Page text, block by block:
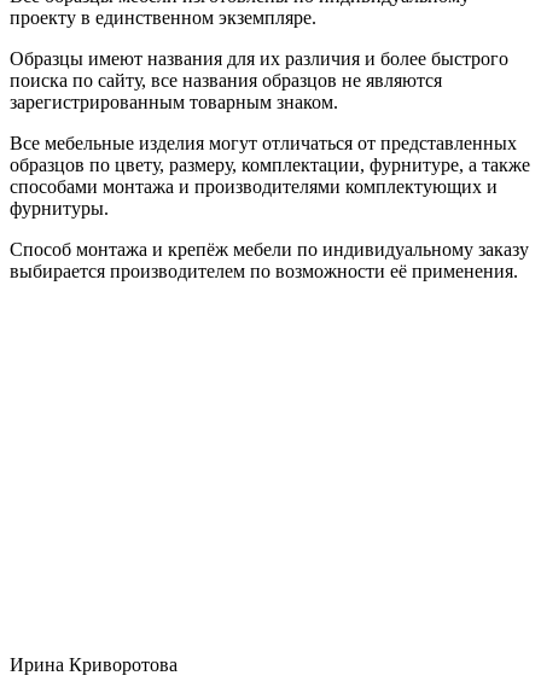
проекту в единственном экземпляре.
Образцы имеют названия для их различия и более быстрого
поиска по сайту, все названия образцов не являются
зарегистрированным товарным знаком.
Все мебельные изделия могут отличаться от представленных
образцов по цвету, размеру, комплектации, фурнитуре, а также
способами монтажа и производителями комплектующих и
фурнитуры.
Способ монтажа и крепёж мебели по индивидуальному заказу
выбирается производителем по возможности её применения.
Ирина Криворотова